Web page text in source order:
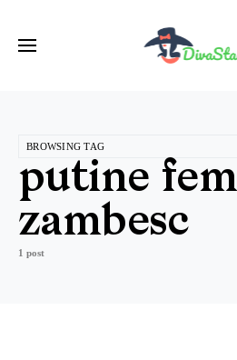
BROWSING TAG
putine
zambesc
1 post